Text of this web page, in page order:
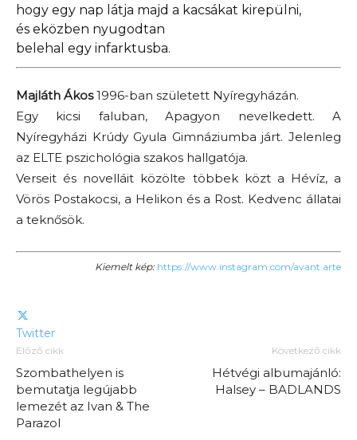
hogy egy nap látja majd a kacsákat kirepülni,
és eközben nyugodtan
belehal egy infarktusba.
Majláth Ákos1996-ban született Nyíregyházán.
Egy kicsi faluban, Apagyon nevelkedett. A
Nyíregyházi Krúdy Gyula Gimnáziumba járt. Jelenleg
az ELTE pszichológia szakos hallgatója.
Verseit és novelláit közölte többek közt a Hévíz, a
Vörös Postakocsi, a Helikon és a Rost. Kedvenc állatai
a teknősök.
Kiemelt kép: https://www.instagram.com/avant.arte
Twitter
Előző cikk
Szombathelyen is
bemutatja legújabb
lemezét az Ivan & The
Parazol
Következő cikk
Hétvégi albumajánló:
Halsey – BADLANDS